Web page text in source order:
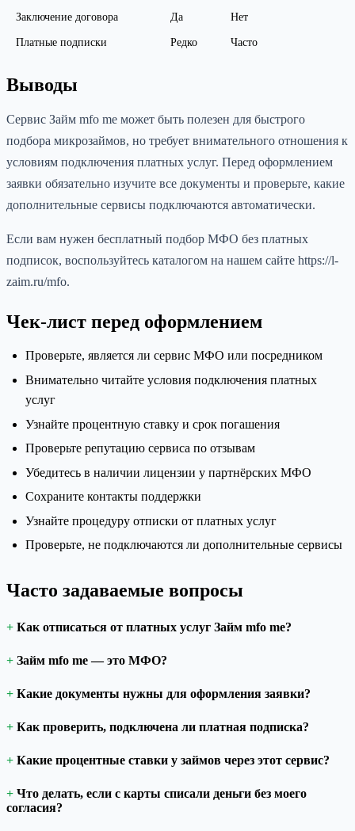
Заключение договора Да Нет
Платные подписки Редко Часто
Выводы
Сервис Займ mfo me может быть полезен для быстрого
подбора микрозаймов, но требует внимательного отношения к
условиям подключения платных услуг. Перед оформлением
заявки обязательно изучите все документы и проверьте, какие
дополнительные сервисы подключаются автоматически.
Если вам нужен бесплатный подбор МФО без платных
подписок, воспользуйтесь каталогом на нашем сайте https://l-
zaim.ru/mfo.
Чек-лист перед оформлением
Проверьте, является ли сервис МФО или посредником
Внимательно читайте условия подключения платных
услуг
Узнайте процентную ставку и срок погашения
Проверьте репутацию сервиса по отзывам
Убедитесь в наличии лицензии у партнёрских МФО
Сохраните контакты поддержки
Узнайте процедуру отписки от платных услуг
Проверьте, не подключаются ли дополнительные сервисы
Часто задаваемые вопросы
Как отписаться от платных услуг Займ mfo me?
Займ mfo me — это МФО?
Какие документы нужны для оформления заявки?
Как проверить, подключена ли платная подписка?
Какие процентные ставки у займов через этот сервис?
Что делать, если с карты списали деньги без моего
согласия?